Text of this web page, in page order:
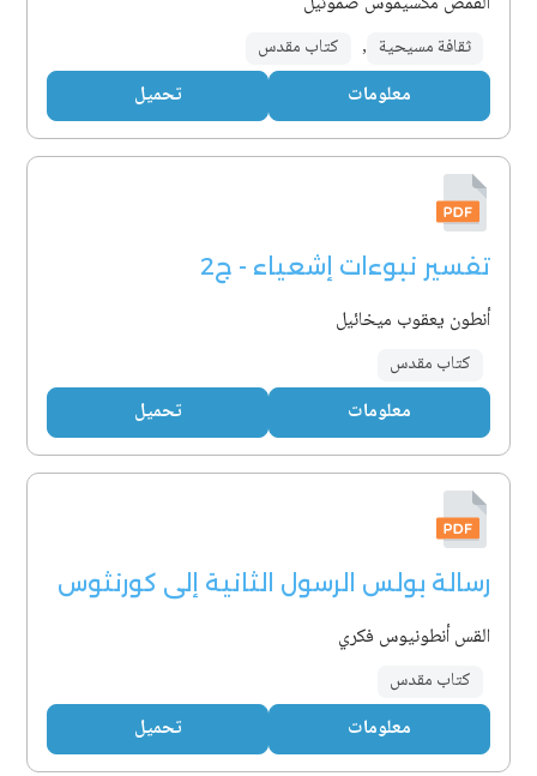
ثقافة مسيحية , كتاب مقدس
معلومات تحميل
تفسير نبوءات إشعياء - ج2
أنطون يعقوب ميخائيل
كتاب مقدس
معلومات تحميل
رسالة بولس الرسول الثانية إلى كورنثوس
القس أنطونيوس فكري
كتاب مقدس
معلومات تحميل